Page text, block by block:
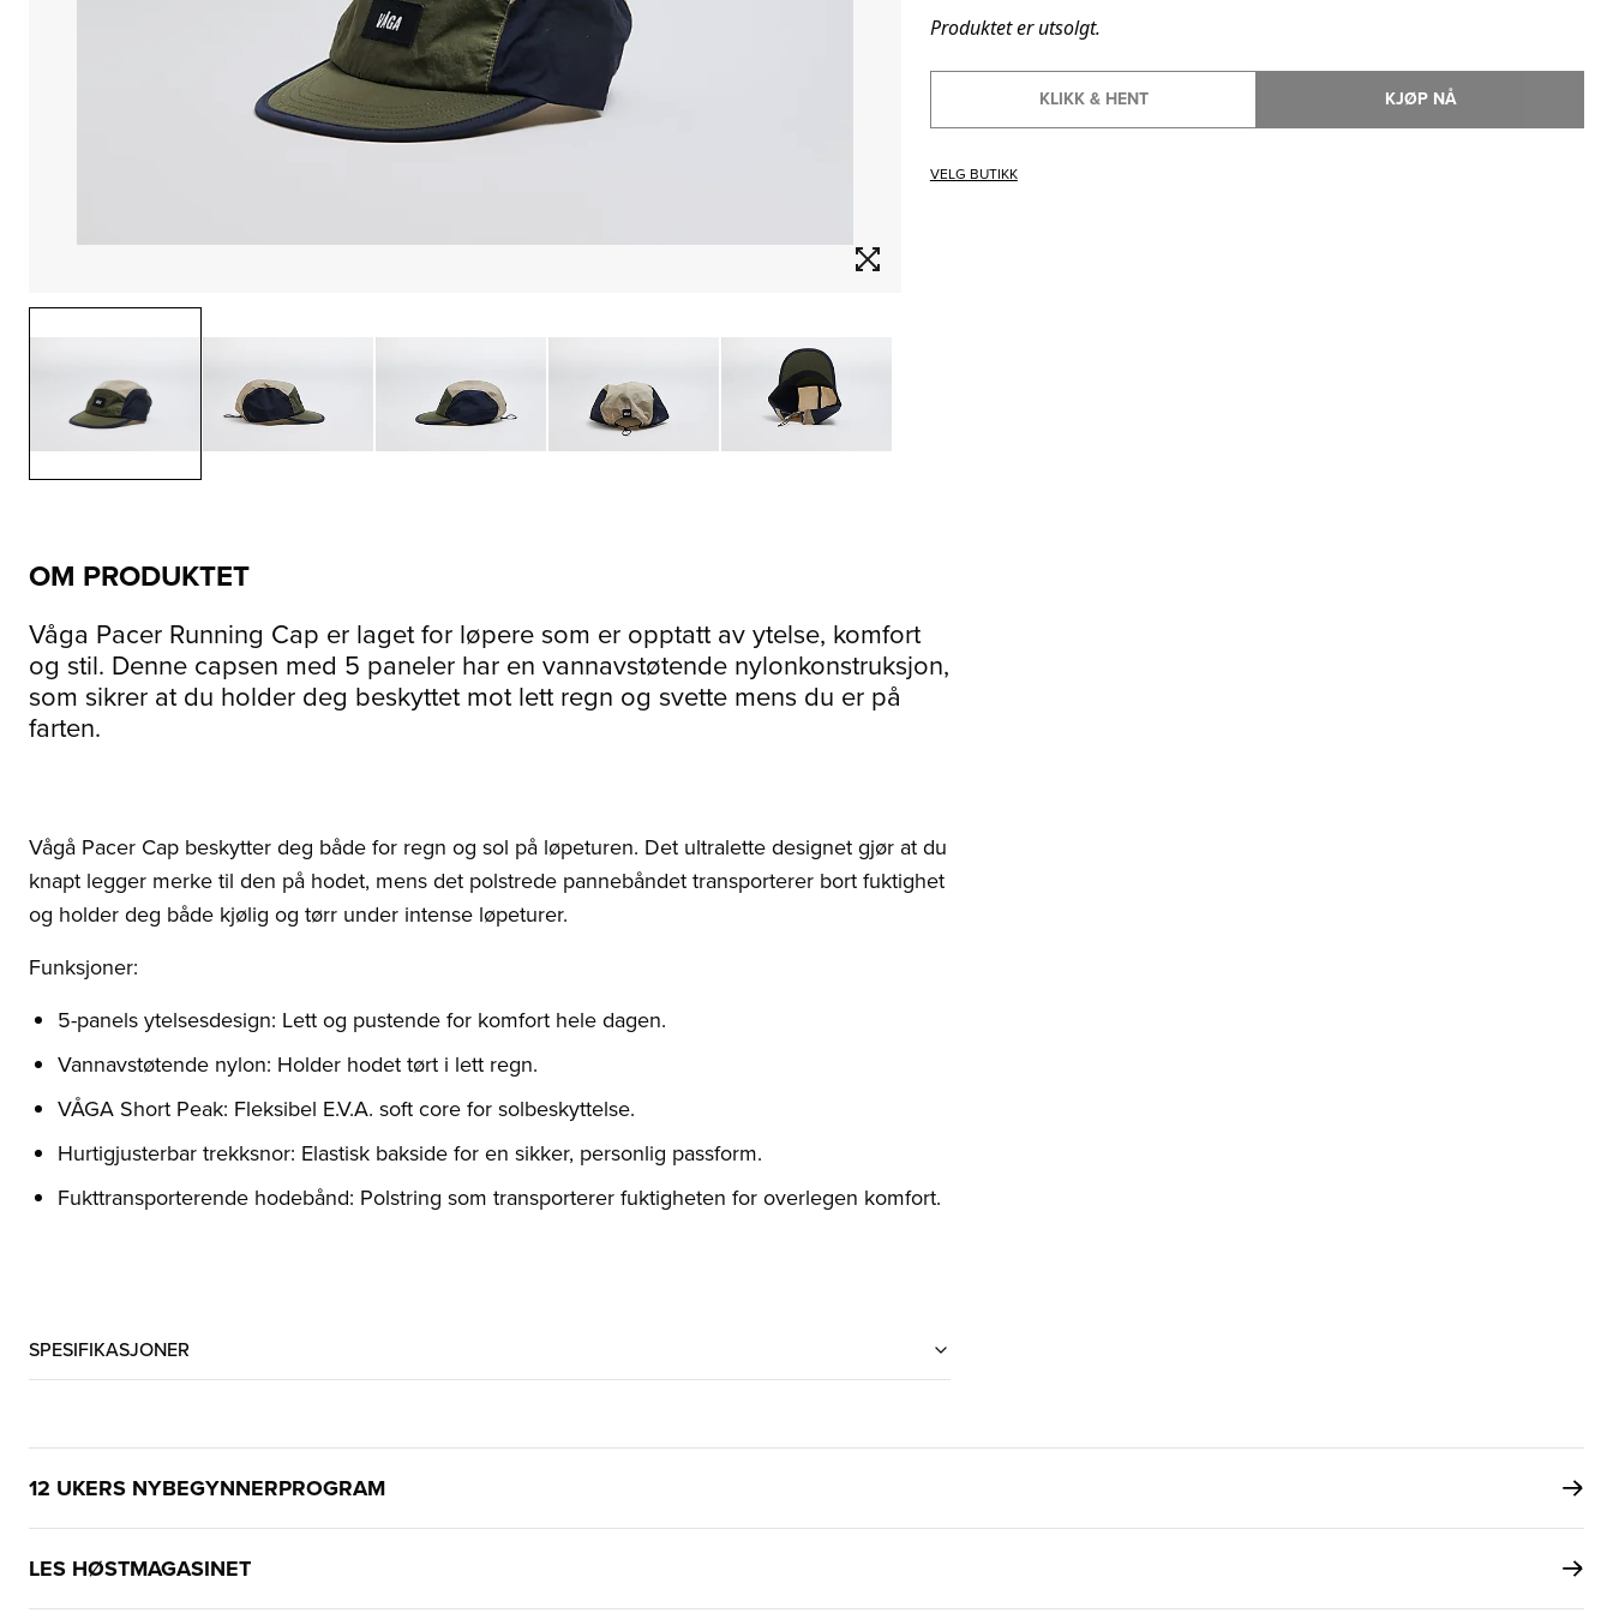
Produktet er utsolgt.
KLIKK & HENT KJØP NÅ
VELG BUTIKK
OM PRODUKTET
Våga Pacer Running Cap er laget for løpere som er opptatt av ytelse, komfort
og stil. Denne capsen med 5 paneler har en vannavstøtende nylonkonstruksjon,
som sikrer at du holder deg beskyttet mot lett regn og svette mens du er på
farten.
Vågå Pacer Cap beskytter deg både for regn og sol på løpeturen. Det ultralette designet gjør at du
knapt legger merke til den på hodet, mens det polstrede pannebåndet transporterer bort fuktighet
og holder deg både kjølig og tørr under intense løpeturer.
Funksjoner:
5-panels ytelsesdesign: Lett og pustende for komfort hele dagen.
Vannavstøtende nylon: Holder hodet tørt i lett regn.
VÅGA Short Peak: Fleksibel E.V.A. soft core for solbeskyttelse.
Hurtigjusterbar trekksnor: Elastisk bakside for en sikker, personlig passform.
Fukttransporterende hodebånd: Polstring som transporterer fuktigheten for overlegen komfort.
SPESIFIKASJONER
12 UKERS NYBEGYNNERPROGRAM
LES HØSTMAGASINET